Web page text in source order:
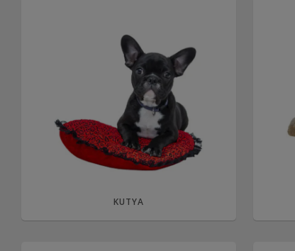
KUTYA